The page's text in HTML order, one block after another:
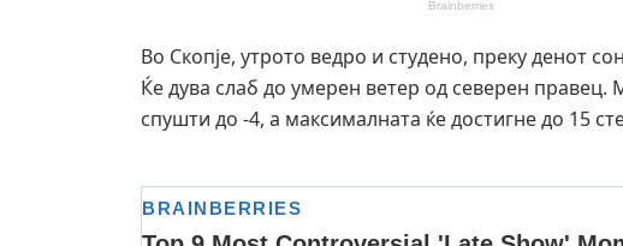
Во Скопје, утрото ведро и студено, преку денот
Ќе дува слаб до умерен ветер од северен
спушти до -4, а максималната ќе достигне до 15